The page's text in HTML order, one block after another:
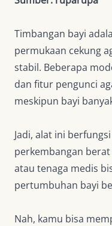
Timbangan bayi
permukaan cekung
stabil. Beberapa
dan fitur pengunci
meskipun bayi
Jadi, alat ini
perkembangan
atau tenaga medis
pertumbuhan bayi
Nah, kamu bisa